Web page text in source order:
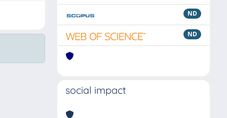
ND
ND
social impact